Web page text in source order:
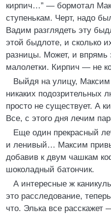
кирпич…” — бормотал
ступенькам. Черт, надо
Вадим разглядеть эту
этой быдлоте, и сколько
разницы. Может, и впрямь
малолетки. Кирпич — не
Выйдя на улицу, Максим
никаких подозрительных
просто не существует. А
Все, с этого дня лечим
Еще один прекрасный
и ленивый… Максим
добавив к двум чашкам
шоколадный батончик.
А интересные ж
это расследование,
что. Элька все расскажет